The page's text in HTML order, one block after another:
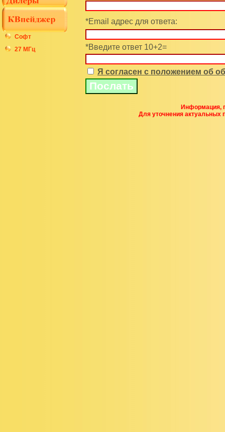
Софт
27 МГц
*Email адрес для ответа:
*Введите ответ 10+2=
Я согласен с положением об
Информация,
Для уточнения актуальных